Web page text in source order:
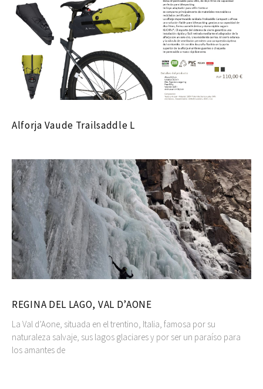
Alforja Vaude Trailsaddle L
REGINA DEL LAGO, VAL D’AONE
La Val d’Aone, situada en el trentino, Italia, famosa por su
naturaleza salvaje, sus lagos glaciares y por ser un paraíso para
los amantes de